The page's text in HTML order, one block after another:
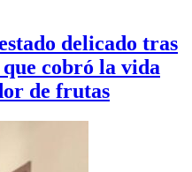
delicado tras
cobró la vida
de frutas